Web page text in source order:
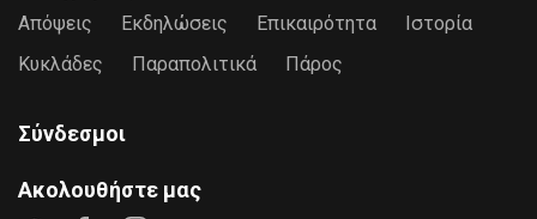
Απόψεις Εκδηλώσεις Επικαιρότητα
Ιστορία
Κυκλάδες
Παραπολιτικά Πάρος
Σύνδεσμοι
Ακολουθήστε μας